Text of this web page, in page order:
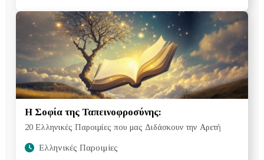
Η Σοφία της Ταπεινοφροσύνης:
20 Ελληνικές Παροιμίες που μας Διδάσκουν την Αρετή
Ελληνικές Παροιμίες